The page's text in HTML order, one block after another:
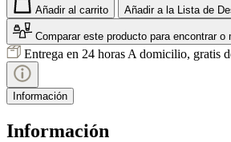
Añadir al carrito Añadir a la Lista de
Comparar este producto para encontrar o
Entrega en 24 horas A domicilio, gratis
Información
Información